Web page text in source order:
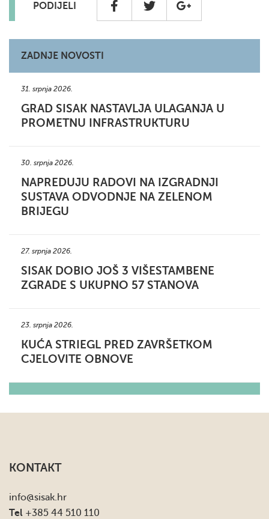
PODIJELI
ZADNJE NOVOSTI
31. srpnja 2026.
GRAD SISAK NASTAVLJA ULAGANJA U
PROMETNU INFRASTRUKTURU
30. srpnja 2026.
NAPREDUJU RADOVI NA IZGRADNJI
SUSTAVA ODVODNJE NA ZELENOM
BRIJEGU
27. srpnja 2026.
SISAK DOBIO JOŠ 3 VIŠESTAMBENE
ZGRADE S UKUPNO 57 STANOVA
23. srpnja 2026.
KUĆA STRIEGL PRED ZAVRŠETKOM
CJELOVITE OBNOVE
KONTAKT
info@sisak.hr
Tel +385 44 510 110